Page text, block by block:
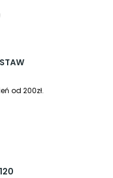
od 200zł.